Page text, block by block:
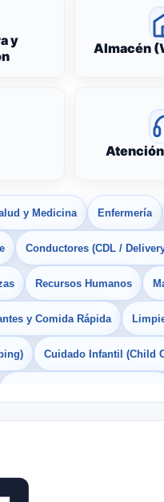
y
Almacén
y Medicina Enfermería
Conductores (CDL /
Recursos Humanos
y Comida Rápida
Cuidado Infantil (Child
(Internships) Empleos